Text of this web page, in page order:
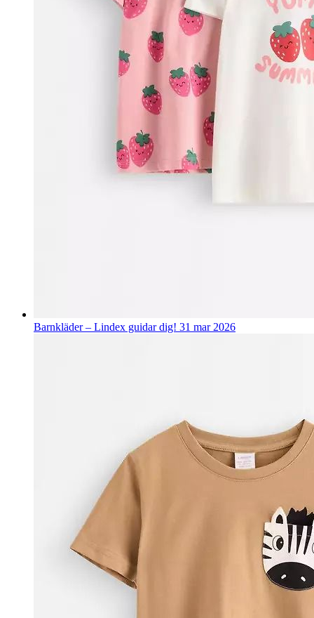
Barnkläder – Lindex guidar dig! 31 mar 2026